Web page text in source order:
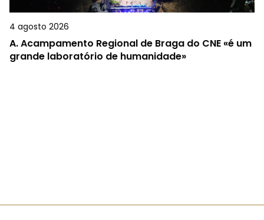
4 agosto 2026
A.Acampamento Regional de Braga do CNE «é um
grande laboratório de humanidade»